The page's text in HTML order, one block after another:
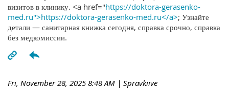
визитов в клинику. <a href="https://doktora-gerasenko-
med.ru">https://doktora-gerasenko-med.ru</a>; Узнайте
детали — санитарная книжка сегодня, справка срочно, справка
без медкомиссии.
Fri, November 28, 2025 8:48 AM | Spravkiive